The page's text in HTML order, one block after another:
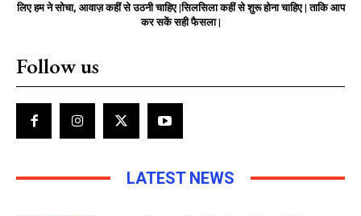
लिए हम ने सोचा, आवाज़ कहीं से उठनी चाहिए |सिलसिला कहीं से शुरू होना चाहिए | ताकि आप
कर सकें सही फैसला |
Follow us
LATEST NEWS